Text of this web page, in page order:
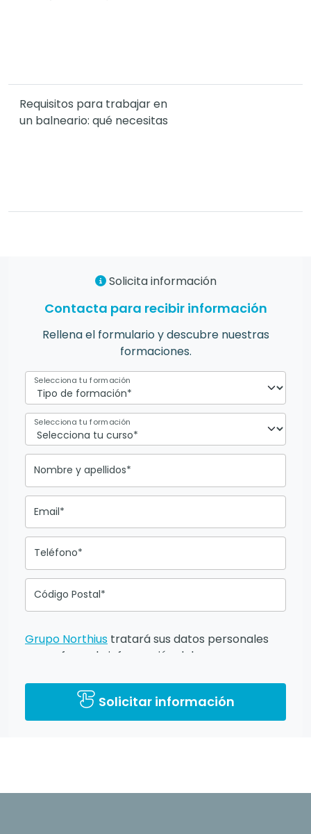
Requisitos para trabajar en
un balneario: qué necesitas
Solicita información
Contacta para recibir información
Rellena el formulario y descubre nuestras
formaciones.
Selecciona tu formación
Selecciona tu formación
Nombre y apellidos*
Email*
Teléfono*
Código Postal*
Grupo Northius tratará sus datos personales
para ofrecerle información del
directamente relacionados con el interés
manifestado y, en su caso, para tramitar la
contratación correspondiente. Compartiremos
Solicitar información